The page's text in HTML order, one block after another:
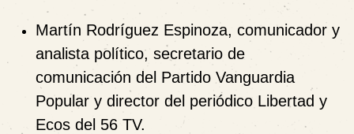
Martín Rodríguez Espinoza, comunicador y
analista político, secretario de
comunicación del Partido Vanguardia
Popular y director del periódico Libertad y
Ecos del 56 TV.